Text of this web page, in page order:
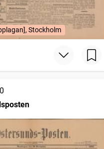
Stockholm